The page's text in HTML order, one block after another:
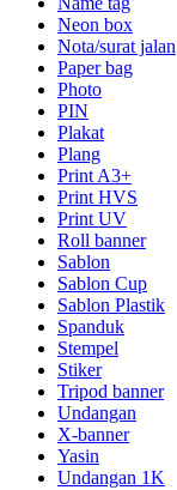
Neon box
Nota/surat jalan
Paper bag
Photo
PIN
Plakat
Plang
Print A3+
Print HVS
Print UV
Roll banner
Sablon
Sablon Cup
Sablon Plastik
Spanduk
Stempel
Stiker
Tripod banner
Undangan
X-banner
Yasin
Undangan 1K